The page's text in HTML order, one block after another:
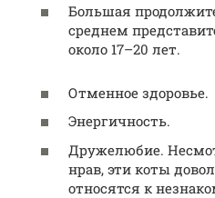
Большая
среднем
около 17–20 лет.
Отменное здоровье.
Энергичность.
Дружелюбие.
нрав, эти коты
относятся к